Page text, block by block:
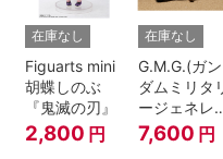
在庫なし
Figuarts mini
胡蝶しのぶ
『鬼滅の刃』
2,800 円
在庫なし
G.M.G.(ガン
ダムミリタ
ージェネレ
ション） 機
戦士ガンダム
7,600 円